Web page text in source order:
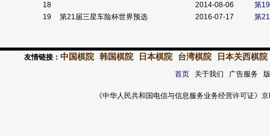
18
2014-08-06
第
19
第21届三星车险杯世界预选 2016-07-17 第
友情链接： 中国棋院 韩国棋院 日本棋院 台湾棋院 日本关西棋院
首页关于我们 广告服务
《中华人民共和国电信与信息服务业务经营许可证